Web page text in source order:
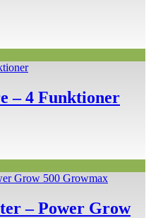
– 4 Funktioner
– Power Grow